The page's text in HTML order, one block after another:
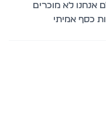
אנחנו לא מוכרים
כסף אמיתי